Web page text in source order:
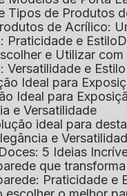
Tipos de Produtos
de Acrílico:
Praticidade e Estilo
e Utilizar
Versatilidade e Estilo
Ideal para
Ideal para
e Versatilidade
ideal para
e
5 Ideias
que
Praticidade e